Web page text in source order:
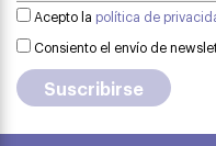
Acepto la política de
Consiento el envío de